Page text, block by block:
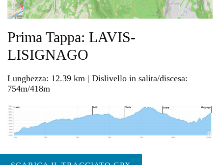
Prima Tappa: LAVIS-
LISIGNAGO
Lunghezza: 12.39 km | Dislivello in salita/discesa:
754m/418m